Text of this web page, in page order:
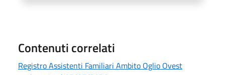
Contenuti correlati
Registro Assistenti Familiari Ambito Oglio Ovest